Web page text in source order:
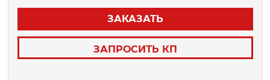
ЗАКАЗАТЬ
ЗАПРОСИТЬ КП